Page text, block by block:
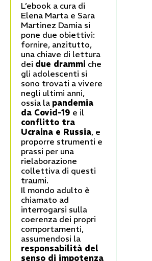
L’ebook a cura di
Elena Marta e Sara
Martinez Damia si
pone due obiettivi:
fornire, anzitutto,
una chiave di lettura
dei due drammi che
gli adolescenti si
sono trovati a vivere
negli ultimi anni,
ossia la pandemia
da Covid-19 e il
conflitto tra
Ucraina e Russia, e
proporre strumenti e
prassi per una
rielaborazione
collettiva di questi
traumi.
Il mondo adulto è
chiamato ad
interrogarsi sulla
coerenza dei propri
comportamenti,
assumendosi la
responsabilità del
senso di impotenza